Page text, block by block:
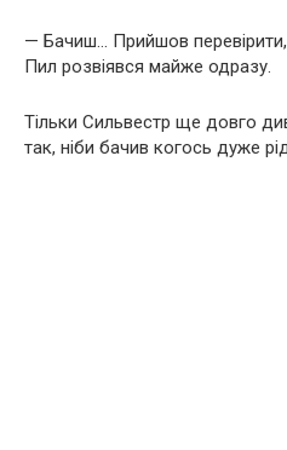
— Бачиш… Прийшов
Пил розвіявся майже одразу.
Тільки Сильвестр ще довго
так, ніби бачив когось дуже